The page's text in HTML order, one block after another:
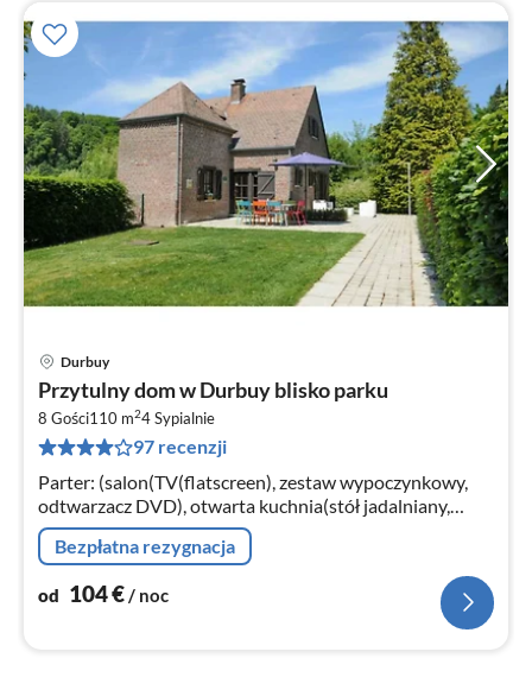
Durbuy
Przytulny dom w Durbuy blisko parku
8 Gości110 m24Sypialnie
97 recenzji
Parter: (salon(TV(flatscreen), zestaw wypoczynkowy,
odtwarzacz DVD), otwarta kuchnia(stół jadalniany,
kuchenka(plyta grzewcza)
Bezpłatna rezygnacja
od 104€/ noc